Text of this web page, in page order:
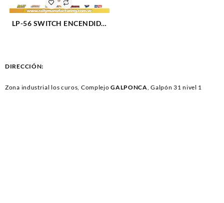
LP-56 SWITCH ENCENDIDO
DIRECCIÓN:
Zona industrial los curos, ComplejoGALPONCA , Galpón 31 nivel 1